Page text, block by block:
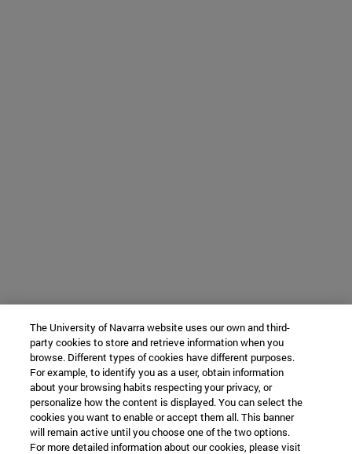
The University of Navarra website uses our own and third-
party cookies to store and retrieve information when you
browse. Different types of cookies have different purposes.
For example, to identify you as a user, obtain information
about your browsing habits respecting your privacy, or
personalize how the content is displayed. You can select the
cookies you want to enable or accept them all. This banner
will remain active until you choose one of the two options.
For more detailed information about our cookies, please visit